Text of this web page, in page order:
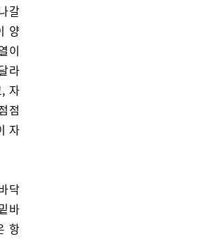
갈
양
이
라
자
점
자
닥
바
항